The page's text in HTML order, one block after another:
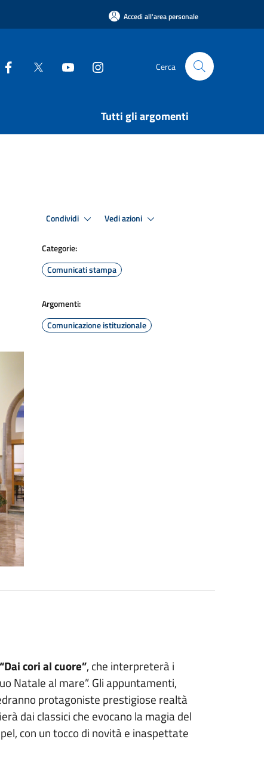
Accedi all'area personale
Cerca
Tutti gli argomenti
Condividi Vedi azioni
Categorie:
Comunicati stampa
Argomenti:
Comunicazione istituzionale
“Dai cori al cuore”, che interpreterà i
Natale al mare”. Gli appuntamenti,
protagoniste prestigiose realtà
dai classici che evocano la magia del
con un tocco di novità e inaspettate